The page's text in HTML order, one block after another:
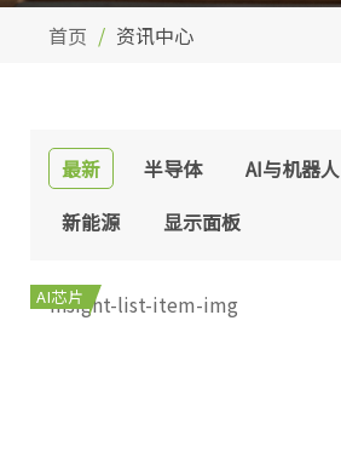
首页 资讯中心
最新 半导体 AI与机器人
新能源
显示面板
AI芯片